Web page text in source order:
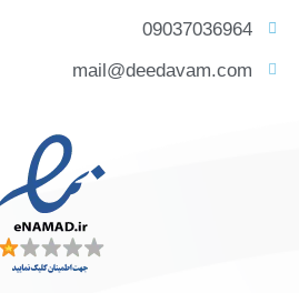
09037036964
mail@deedavam.com